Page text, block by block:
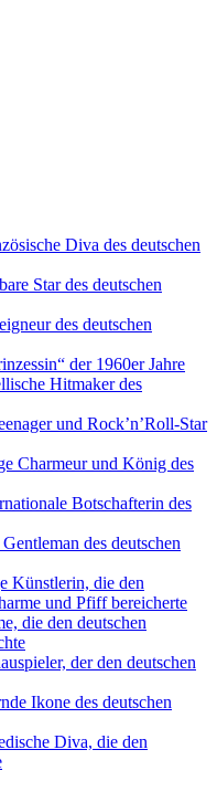
Diva des deutschen
Star des deutschen
des deutschen
der 1960er Jahre
Hitmaker des
und Rock’n’Roll-Star
Charmeur und König des
Botschafterin des
des deutschen
Künstlerin, die den
und Pfiff bereicherte
die den deutschen
der den deutschen
Ikone des deutschen
Diva, die den